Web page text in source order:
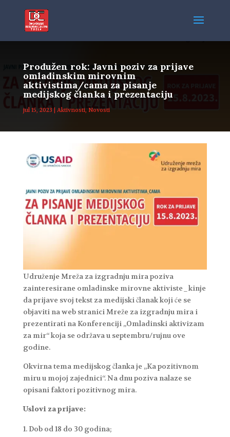
Produžen rok: Javni poziv za prijave
omladinskim mirovnim
aktivistima/cama za pisanje
medijskog članka i prezentaciju
jul 15, 2023 Aktivnosti, Novosti
Udruženje Mreža za izgradnju mira poziva
zainteresirane omladinske mirovne aktiviste_kinje
da prijave svoj tekst za medijski članak koji će se
objaviti na web stranici Mreže za izgradnju mira i
prezentirati na Konferenciji „Omladinski aktivizam
za mir“ koja se održava u septembru/rujnu ove
godine.
Okvirna tema medijskog članka je „Ka pozitivnom
miru u mojoj zajednici“. Na dnu poziva nalaze se
opisani faktori pozitivnog mira.
Uslovi za prijave:
Dob od 18 do 30 godina;